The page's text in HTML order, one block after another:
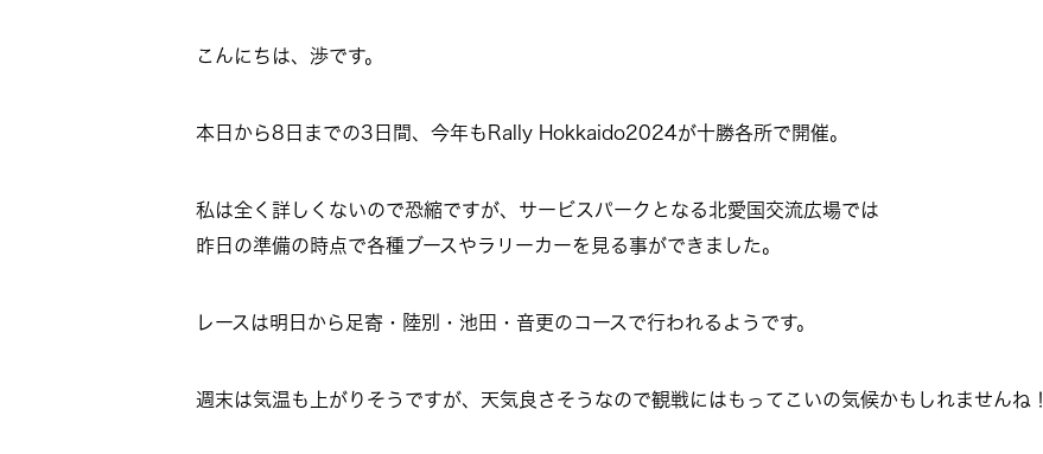
こんにちは、渉です。
本日から8日までの3日間、今年もRally Hokkaido2024が十勝各所で開催。
私は全く詳しくないので恐縮ですが、サービスパークとなる北愛国交流広場では
昨日の準備の時点で各種ブースやラリーカーを見る事ができました。
レースは明日から足寄・陸別・池田・音更のコースで行われるようです。
週末は気温も上がりそうですが、天気良さそうなので観戦にはもってこいの気候かもしれませんね！